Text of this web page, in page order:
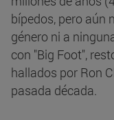
bípedos, pero aún
género ni a
con "Big Foot",
hallados por Ron
pasada década.